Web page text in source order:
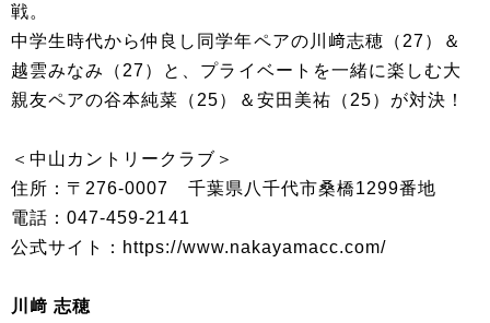
戦。
中学生時代から仲良し同学年ペアの川﨑志穂（27）＆
越雲みなみ（27）と、プライベートを一緒に楽しむ大
親友ペアの谷本純菜（25）＆安田美祐（25）が対決！
＜中山カントリークラブ＞
住所：〒276-0007 千葉県八千代市桑橋1299番地
電話：047-459-2141
公式サイト：https://www.nakayamacc.com/
川﨑 志穂